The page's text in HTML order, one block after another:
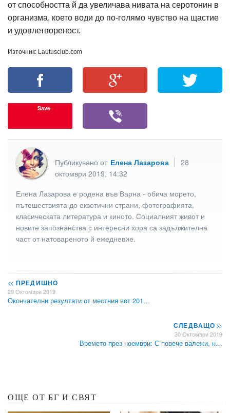
от способността й да увеличава нивата на серотонин в
организма, което води до по-голямо чувство на щастие
и удовлетвореност.
Източник: Lautusclub.com
Save
Публикувано от Елена Лазарова
28
октомври 2019, 14:32
Елена Лазарова е родена във Варна - обича морето,
пътешествията до екзотични страни, фотографията,
класическата литература и киното. Социалният живот и
новите запознанства с интересни хора са задължителна
част от натовареното й ежедневие.
<< ПРЕДИШНО
29 Октомври 2019
Окончателни резултати от местния вот 201…
СЛЕДВАЩО>>
30 Октомври 2019
Времето през ноември: С повече валежи, н…
ОЩЕ ОТ БГ И СВЯТ